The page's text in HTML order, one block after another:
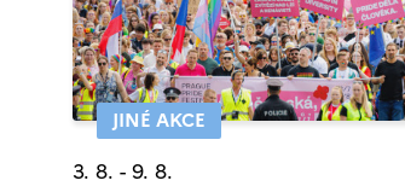
JINÉ AKCE
3. 8. - 9. 8.